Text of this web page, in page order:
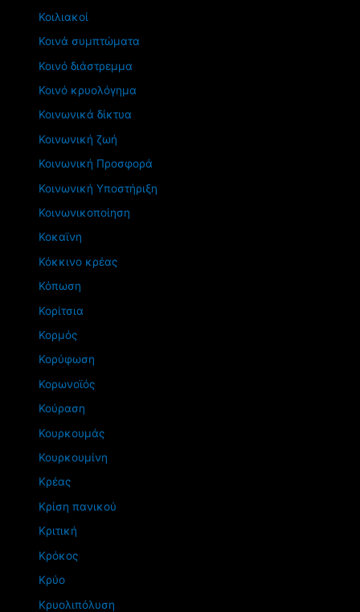
Κοιλιακοί
Κοινά συμπτώματα
Κοινό διάστρεμμα
Κοινό κρυολόγημα
Κοινωνικά δίκτυα
Κοινωνική ζωή
Κοινωνική Προσφορά
Κοινωνική Υποστήριξη
Κοινωνικοποίηση
Κοκαϊνη
Κόκκινο κρέας
Κόπωση
Κορίτσια
Κορμός
Κορύφωση
Κορωνοϊός
Κούραση
Κουρκουμάς
Κουρκουμίνη
Κρέας
Κρίση πανικού
Κριτική
Κρόκος
Κρύο
Κρυολιπόλυση